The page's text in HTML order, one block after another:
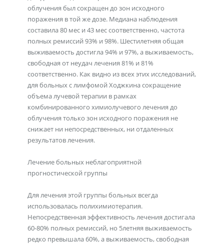
облучения был сокращен до зон исходного
поражения в той же дозе. Медиана наблюдения
составила 80 мес и 43 мес соответственно, частота
полных ремиссий 93% и 98%. Шестилетняя общая
выживаемость достигла 94% и 97%, а выживаемость,
свободная от неудач лечения 81% и 81%
соответственно. Как видно из всех этих исследований,
для больных с лимфомой Ходжкина сокращение
объема лучевой терапии в рамках
комбинированного химиолучевого лечения до
облучения только зон исходного поражения не
снижает ни непосредственных, ни отдаленных
результатов лечения.
Лечение больных неблагоприятной
прогностической группы
Для лечения этой группы больных всегда
использовалась полихимиотерапия.
Непосредственная эффективность лечения достигала
60-80% полных ремиссий, но 5летняя выживаемость
редко превышала 60%, а выживаемость, свободная